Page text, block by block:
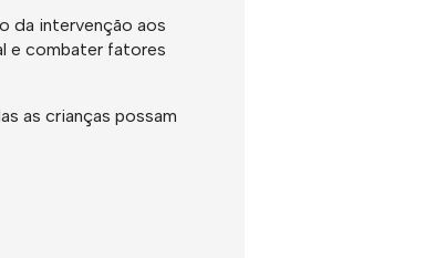
da intervenção aos
e combater fatores
as crianças possam